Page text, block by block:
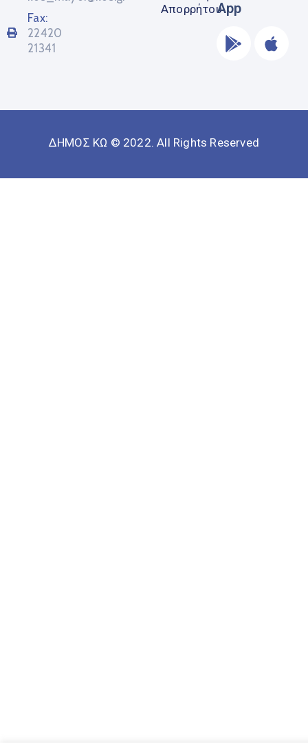
Fax:
22420
21341
ΑπορρήτουApp
ΔΗΜΟΣ ΚΩ © 2022. All Rights Reserved